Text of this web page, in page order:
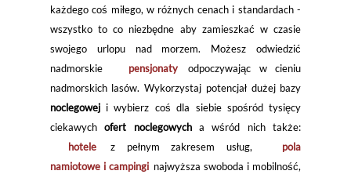
każdego coś miłego, w różnych cenach i standardach -
wszystko to co niezbędne aby zamieszkać w czasie
swojego urlopu nad morzem. Możesz odwiedzić
nadmorskie
pensjonaty
odpoczywając w cieniu
nadmorskich lasów. Wykorzystaj potencjał dużej bazy
noclegoweji wybierz coś dla siebie spośród tysięcy
ciekawychofert noclegowycha wśród nich także:
hotele
z pełnym zakresem usług,
pola
namiotowe i campingi najwyższa swoboda i mobilność,